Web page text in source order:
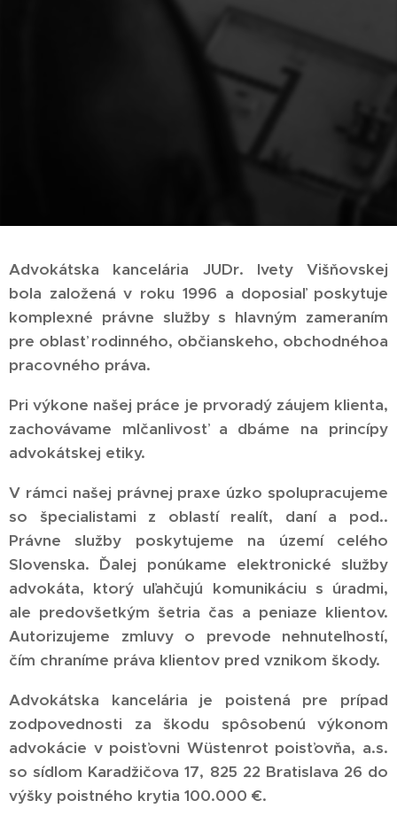
Advokátska kancelária JUDr. Ivety Višňovskej
bola založená v roku 1996 a doposiaľ poskytuje
komplexné právne služby s hlavným zameraním
pre oblasť rodinného, občianskeho, obchodnéhoa
pracovného práva.
Pri výkone našej práce je prvoradý záujem klienta,
zachovávame mlčanlivosť a dbáme na princípy
advokátskej etiky.
V rámci našej právnej praxe úzko spolupracujeme
so špecialistami z oblastí realít, daní a pod..
Právne služby poskytujeme na území celého
Slovenska. Ďalej ponúkame elektronické služby
advokáta, ktorý uľahčujú komunikáciu s úradmi,
ale predovšetkým šetria čas a peniaze klientov.
Autorizujeme zmluvy o prevode nehnuteľností,
čím chraníme práva klientov pred vznikom škody.
Advokátska kancelária je poistená pre prípad
zodpovednosti za škodu spôsobenú výkonom
advokácie v poisťovni Wüstenrot poisťovňa, a.s.
so sídlom Karadžičova 17, 825 22 Bratislava 26 do
výšky poistného krytia 100.000 €.